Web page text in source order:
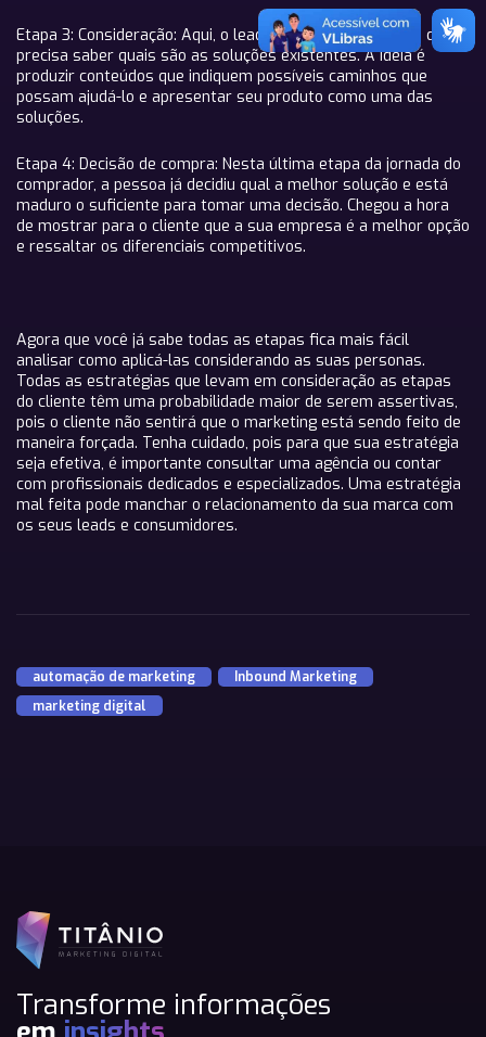
Etapa 3: Consideração: Aqui, o lead já sabe nomear a sua dor e
precisa saber quais são as soluções existentes. A ideia é
produzir conteúdos que indiquem possíveis caminhos que
possam ajudá-lo e apresentar seu produto como uma das
soluções.
Etapa 4: Decisão de compra: Nesta última etapa da jornada do
comprador, a pessoa já decidiu qual a melhor solução e está
maduro o suficiente para tomar uma decisão. Chegou a hora
de mostrar para o cliente que a sua empresa é a melhor opção
e ressaltar os diferenciais competitivos.
Agora que você já sabe todas as etapas fica mais fácil
analisar como aplicá-las considerando as suas personas.
Todas as estratégias que levam em consideração as etapas
do cliente têm uma probabilidade maior de serem assertivas,
pois o cliente não sentirá que o marketing está sendo feito de
maneira forçada. Tenha cuidado, pois para que sua estratégia
seja efetiva, é importante consultar uma agência ou contar
com profissionais dedicados e especializados. Uma estratégia
mal feita pode manchar o relacionamento da sua marca com
os seus leads e consumidores.
automação de marketing Inbound Marketing
marketing digital
Transforme informações